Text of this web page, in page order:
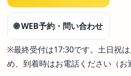
🌐 WEB予約・問い合わせ
※最終受付は17:30です。土日祝
め、到着時はお電話ください（お